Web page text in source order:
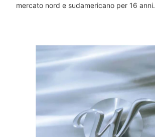
mercato nord e sudamericano per 16 anni.